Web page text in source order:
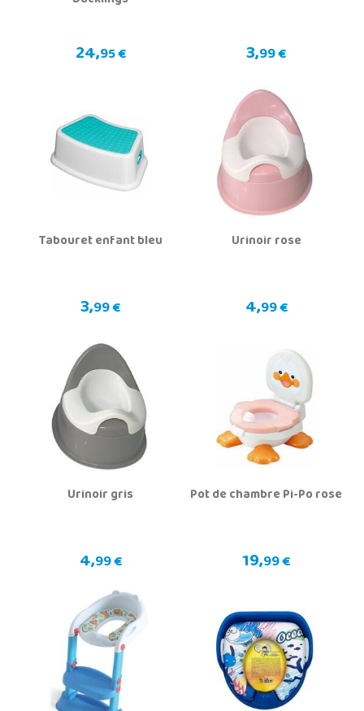
24,95 € 3,99 €
Tabouret enfant bleu
3,99 €
Urinoir rose
4,99 €
Urinoir gris
4,99 €
Pot de chambre Pi-Po rose
19,99 €